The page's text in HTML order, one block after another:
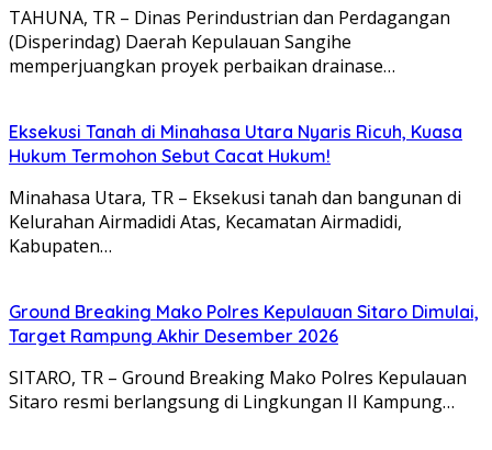
TAHUNA, TR – Dinas Perindustrian dan Perdagangan
(Disperindag) Daerah Kepulauan Sangihe
memperjuangkan proyek perbaikan drainase…
Eksekusi Tanah di Minahasa Utara Nyaris Ricuh, Kuasa
Hukum Termohon Sebut Cacat Hukum!
Minahasa Utara, TR – Eksekusi tanah dan bangunan di
Kelurahan Airmadidi Atas, Kecamatan Airmadidi,
Kabupaten…
Ground Breaking Mako Polres Kepulauan Sitaro Dimulai,
Target Rampung Akhir Desember 2026
SITARO, TR – Ground Breaking Mako Polres Kepulauan
Sitaro resmi berlangsung di Lingkungan II Kampung…